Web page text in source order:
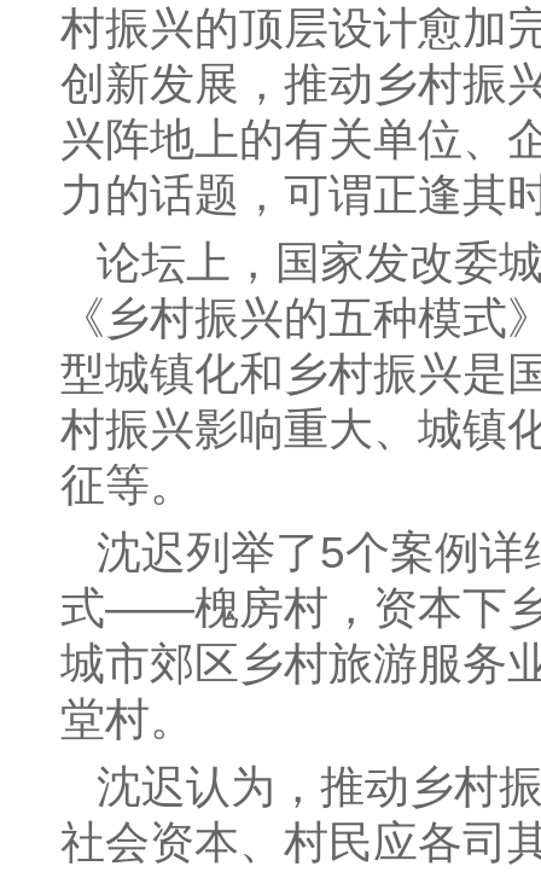
村振兴的顶层设计愈加
创新发展，推动乡村振
兴阵地上的有关单位、
力的话题，可谓正逢其
论坛上，国家发改委
《乡村振兴的五种模
型城镇化和乡村振兴是
村振兴影响重大、城镇
征等。
沈迟列举了5个案例
式——槐房村，资本下
城市郊区乡村旅游服
堂村。
沈迟认为，推动乡村
社会资本、村民应各司